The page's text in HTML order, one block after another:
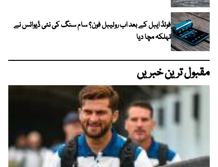
فولڈ ایبل کے بعد اب رولیبل فون؟ سام سنگ کی نئی ڈیوائس نے
تہلکہ مچا دیا
مقبول ترین خبریں